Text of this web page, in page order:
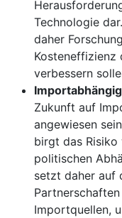
Technologie
daher
Kosteneffizienz
verbessern
Zukunft auf
angewiesen
birgt das Risiko
politischen
setzt daher auf
Importquellen,